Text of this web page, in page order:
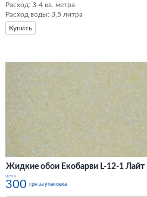
Расход: 3-4 кв. метра
Расход воды: 3,5 литра
Купить
Жидкие обои Екобарви L-12-1 Лайт
цена
300 грн за упаковка